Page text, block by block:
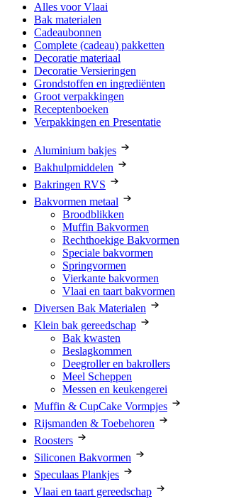
Alles voor Vlaai
Bak materialen
Cadeaubonnen
Complete (cadeau) pakketten
Decoratie materiaal
Decoratie Versieringen
Grondstoffen en ingrediënten
Groot verpakkingen
Receptenboeken
Verpakkingen en Presentatie
Aluminium bakjes
Bakhulpmiddelen
Bakringen RVS
Bakvormen metaal
Broodblikken
Muffin Bakvormen
Rechthoekige Bakvormen
Speciale bakvormen
Springvormen
Vierkante bakvormen
Vlaai en taart bakvormen
Diversen Bak Materialen
Klein bak gereedschap
Bak kwasten
Beslagkommen
Deegroller en bakrollers
Meel Scheppen
Messen en keukengerei
Muffin & CupCake Vormpjes
Rijsmanden & Toebehoren
Roosters
Siliconen Bakvormen
Speculaas Plankjes
Vlaai en taart gereedschap